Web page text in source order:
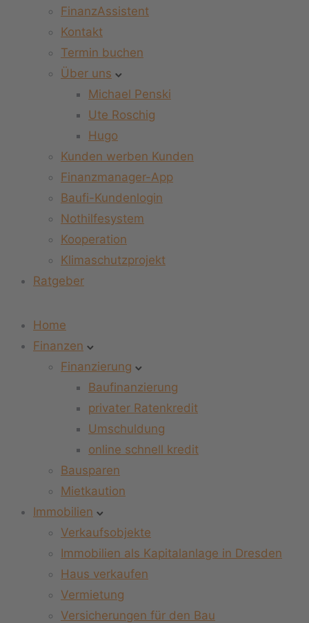
FinanzAssistent
Kontakt
Termin buchen
Über uns
Michael Penski
Ute Roschig
Hugo
Kunden werben Kunden
Finanzmanager-App
Baufi-Kundenlogin
Nothilfesystem
Kooperation
Klimaschutzprojekt
Ratgeber
Home
Finanzen
Finanzierung
Baufinanzierung
privater Ratenkredit
Umschuldung
online schnell kredit
Bausparen
Mietkaution
Immobilien
Verkaufsobjekte
Immobilien als Kapitalanlage in Dresden
Haus verkaufen
Vermietung
Versicherungen für den Bau